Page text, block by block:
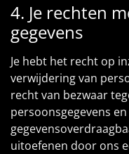
4. Je rechten
gegevens
Je hebt het recht op
verwijdering van
recht van bezwaar
persoonsgegevens
uitoefenen door ons